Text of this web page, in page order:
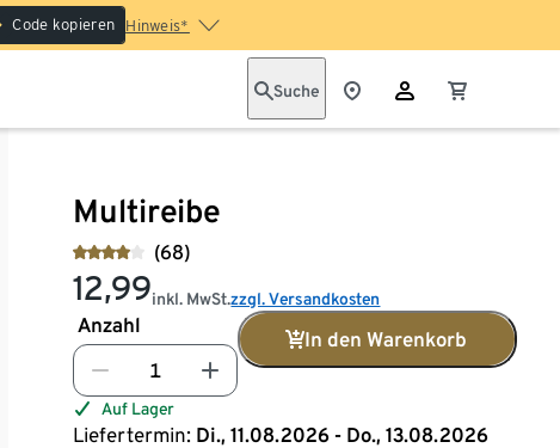
Code kopieren Hinweis*
Suche
Multireibe
(68)
12,99inkl. MwSt.zzgl. Versandkosten
Anzahl
In den Warenkorb
Auf Lager
Liefertermin: Di., 11.08.2026 - Do., 13.08.2026